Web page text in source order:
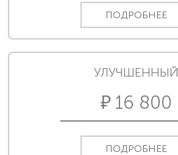
ПОДРОБНЕЕ
УЛУЧШЕННЫЙ
16 800
ПОДРОБНЕЕ